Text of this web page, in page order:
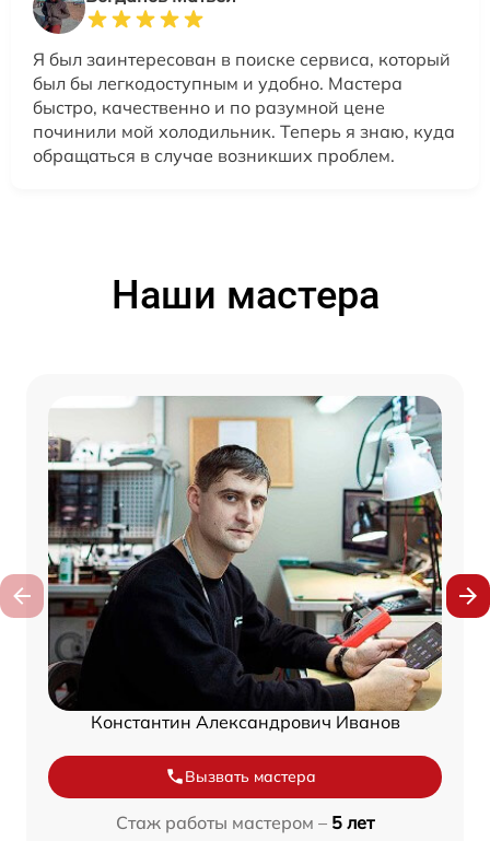
Я был заинтересован в поиске сервиса, который
был бы легкодоступным и удобно. Мастера
быстро, качественно и по разумной цене
починили мой холодильник. Теперь я знаю, куда
обращаться в случае возникших проблем.
Наши мастера
Константин Александрович Иванов
Вызвать мастера
Стаж работы мастером – 5 лет